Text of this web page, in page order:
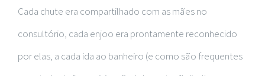
Cada chute era compartilhado com as mães no
consultório, cada enjoo era prontamente reconhecido
por elas, a cada ida ao banheiro (e como são frequentes